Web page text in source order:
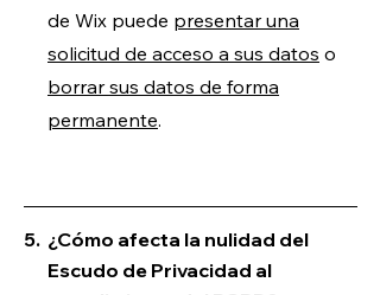
de Wix puede presentar una
solicitud de acceso a sus datos o
borrar sus datos de forma
permanente.
5. ¿Cómo afecta la nulidad del
Escudo de Privacidad al